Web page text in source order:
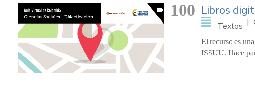
100 Libros
Textos |
El recurso es
ISSUU. Hace